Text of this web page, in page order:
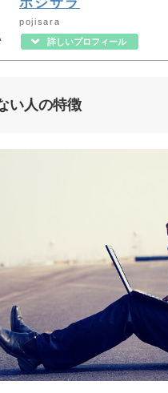
ポジサラ
pojisara
詳しいプロフィール
い人の特徴